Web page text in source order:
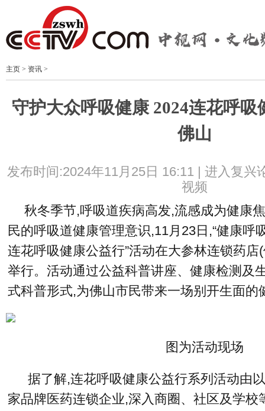
主页 > 资讯 >
守护大众呼吸健康 2024连花呼吸
佛山
发布时间:2024年11月25日 16:11 | 进入复兴
视频
秋冬季节,呼吸道疾病高发,流感成为健康
民的呼吸道健康管理意识,11月23日,“健康
连花呼吸健康公益行”活动在大参林连锁药店
举行。活动通过公益科普讲座、健康检测及
式科普形式,为佛山市民带来一场别开生面的
图为活动现场
据了解,连花呼吸健康公益行系列活动由
家品牌医药连锁企业,深入商圈、社区及学校